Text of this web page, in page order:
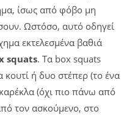
ίσως από φόβο μη
Ωστόσο, αυτό οδηγεί
εκτελεσμένα βαθιά
squats. Τα box squats
κουτί ή δυο στέπερ (το ένα
(όχι πιο πάνω από
τον ασκούμενο, στο